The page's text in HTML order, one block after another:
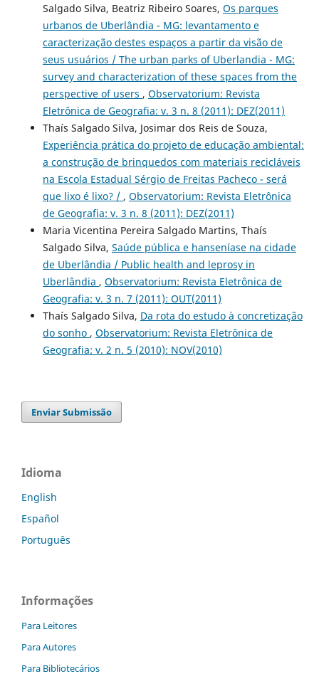
Salgado Silva, Beatriz Ribeiro Soares, Os parques
urbanos de Uberlândia - MG: levantamento e
caracterização destes espaços a partir da visão de
seus usuários / The urban parks of Uberlandia - MG:
survey and characterization of these spaces from the
perspective of users , Observatorium: Revista
Eletrônica de Geografia: v. 3 n. 8 (2011): DEZ(2011)
Thaís Salgado Silva, Josimar dos Reis de Souza,
Experiência prática do projeto de educação ambiental:
a construção de brinquedos com materiais recicláveis
na Escola Estadual Sérgio de Freitas Pacheco - será
que lixo é lixo? / , Observatorium: Revista Eletrônica
de Geografia: v. 3 n. 8 (2011): DEZ(2011)
Maria Vicentina Pereira Salgado Martins, Thaís
Salgado Silva, Saúde pública e hanseníase na cidade
de Uberlândia / Public health and leprosy in
Uberlândia , Observatorium: Revista Eletrônica de
Geografia: v. 3 n. 7 (2011): OUT(2011)
Thaís Salgado Silva, Da rota do estudo à concretização
do sonho , Observatorium: Revista Eletrônica de
Geografia: v. 2 n. 5 (2010): NOV(2010)
Enviar Submissão
Idioma
English
Español
Português
Informações
Para Leitores
Para Autores
Para Bibliotecários